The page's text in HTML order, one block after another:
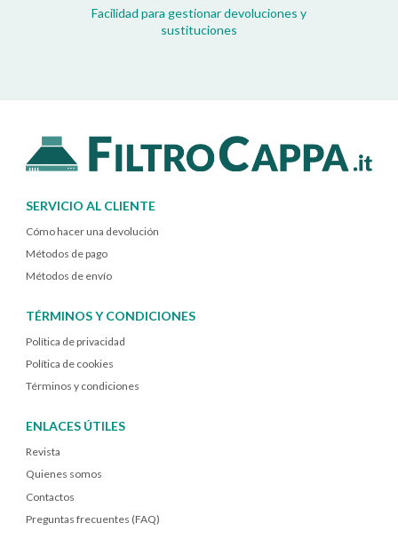
Facilidad para gestionar devoluciones y
sustituciones
SERVICIO AL CLIENTE
Cómo hacer una devolución
Métodos de pago
Métodos de envío
TÉRMINOS Y CONDICIONES
Política de privacidad
Política de cookies
Términos y condiciones
ENLACES ÚTILES
Revista
Quienes somos
Contactos
Preguntas frecuentes (FAQ)